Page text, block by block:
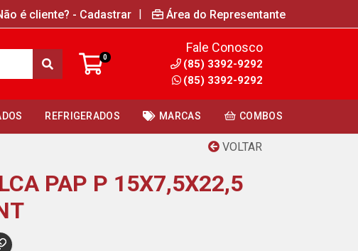
é cliente? - Cadastrar | Área do Representante
0
Fale Conosco
(85) 3392-9292
(85) 3392-9292
REFRIGERADOS MARCAS COMBOS
VOLTAR
PAP P 15X7,5X22,5